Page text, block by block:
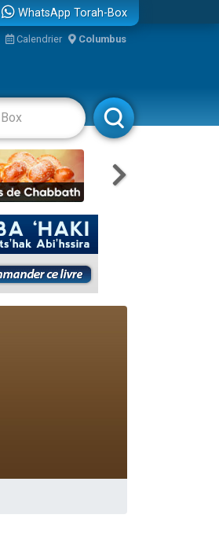
WhatsApp Torah-Box
Calendrier Columbus
Rabbanim